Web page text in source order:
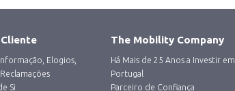
Elogios,
Si
The Mobility Company
Há Mais de 25 Anos a Investir em
Portugal
Parceiro de Confiança